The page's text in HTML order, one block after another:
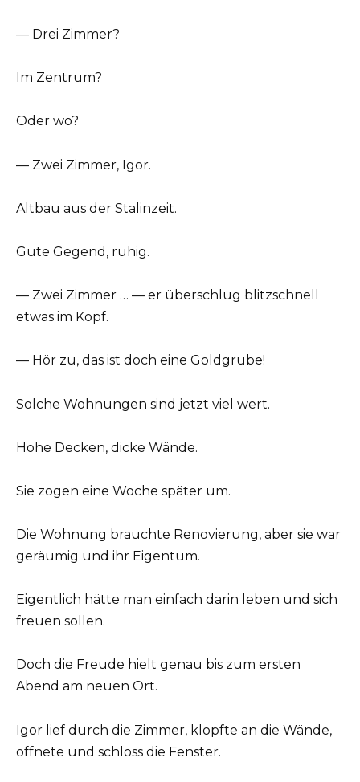
— Drei Zimmer?
Im Zentrum?
Oder wo?
— Zwei Zimmer, Igor.
Altbau aus der Stalinzeit.
Gute Gegend, ruhig.
— Zwei Zimmer … — er überschlug blitzschnell
etwas im Kopf.
— Hör zu, das ist doch eine Goldgrube!
Solche Wohnungen sind jetzt viel wert.
Hohe Decken, dicke Wände.
Sie zogen eine Woche später um.
Die Wohnung brauchte Renovierung, aber sie war
geräumig und ihr Eigentum.
Eigentlich hätte man einfach darin leben und sich
freuen sollen.
Doch die Freude hielt genau bis zum ersten
Abend am neuen Ort.
Igor lief durch die Zimmer, klopfte an die Wände,
öffnete und schloss die Fenster.